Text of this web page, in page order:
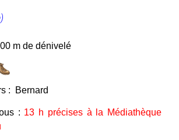
m de dénivelé
: Bernard
: 13 h précises à la Médiathèque